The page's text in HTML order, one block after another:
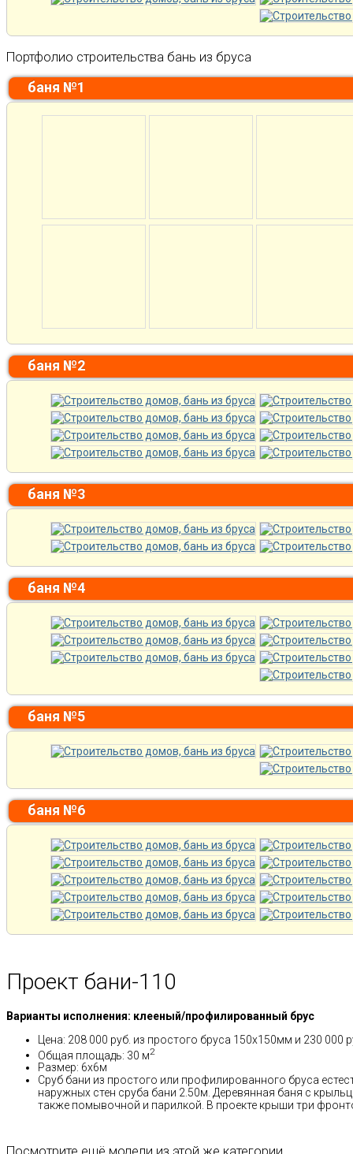
Портфолио строительства бань из бруса
баня №1
баня №2
баня №3
баня №4
баня №5
баня №6
Проект бани-110
Варианты исполнения: клееный/профилированный брус
Цена: 208 000 руб. из простого бруса 150х150мм и 230
Общая площадь: 30 м2
Размер: 6х6м
Сруб бани из простого или профилированного бруса
наружных стен сруба бани 2.50м. Деревянная баня с
также помывочной и парилкой. В проекте крыши три
Посмотрите ещё модели из этой же категории